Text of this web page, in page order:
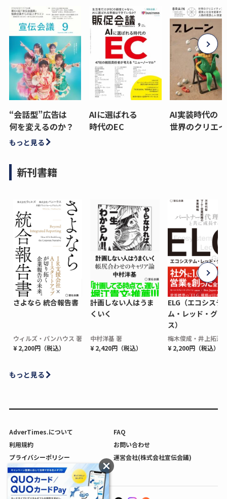
“会話型”広告は
何を変えるのか？
AIに選ばれる
時代のEC
AI実装時代の
世界のクリエ
もっと見る
新刊書籍
さよなら 統合報告書
ウィルズ・パンハウス 著
¥ 2,200円（税込）
計画しない人はうま
くいく
中村洋基 著
¥ 2,420円（税込）
ELG（エコシステ
ム・レッド・グロ
ス）
梅木俊成・井上拓海
¥ 2,200円（税込）
もっと見る
AdverTimes.について
FAQ
利用規約
お問い合わせ
プライバシーポリシー
運営会社(株式会社宣伝会議)
利用者情報の外部送信について